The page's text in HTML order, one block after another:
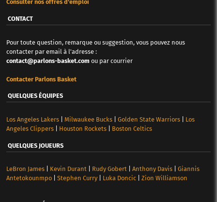
Consulter nos offres d'emploi
CONTACT
Pour toute question, remarque ou suggestion, vous pouvez nous
contacter par email à l'adresse :
contact@parlons-basket.com ou par courrier
Contacter Parlons Basket
QUELQUES ÉQUIPES
Los Angeles Lakers| Milwaukee Bucks| Golden State Warriors| Los
Angeles Clippers| Houston Rockets| Boston Celtics
QUELQUES JOUEURS
LeBron James| Kevin Durant| Rudy Gobert| Anthony Davis| Giannis
Antetokounmpo| Stephen Curry| Luka Doncic| Zion Williamson